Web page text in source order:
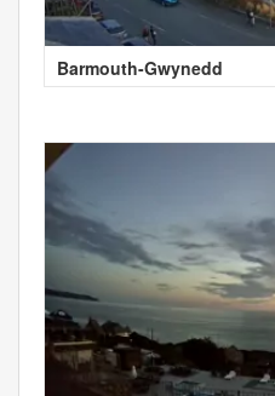
Barmouth-Gwynedd